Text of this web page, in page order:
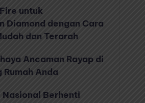
untuk
Diamond dengan Cara
dan Terarah
Ancaman Rayap di
Anda
Nasional Berhenti